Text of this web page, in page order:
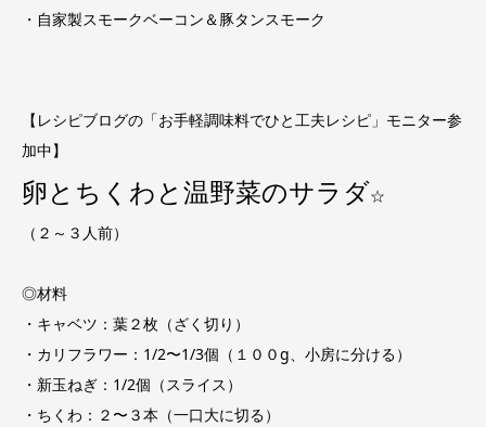
・自家製スモークベーコン＆豚タンスモーク
【レシピブログの「お手軽調味料でひと工夫レシピ」モニター参
加中】
卵とちくわと温野菜のサラダ☆
（２～３人前）
◎材料
・キャベツ：葉２枚（ざく切り）
・カリフラワー：1/2〜1/3個（１００g、小房に分ける）
・新玉ねぎ：1/2個（スライス）
・ちくわ：２〜３本（一口大に切る）